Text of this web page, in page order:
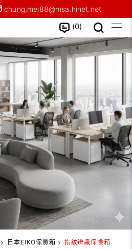
chung.mei88@msa.hinet.net
0
日本EIKO保險箱 指紋辨識保險箱